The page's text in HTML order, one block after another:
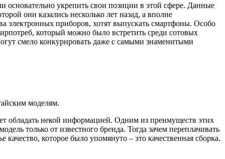
основательно укрепить свои позиции в этой сфере. Данные
они казались несколько лет назад, а вполне
электронных приборов, хотят выпускать смартфоны. Особо
который можно было встретить среди сотовых
смело конкурировать даже с самыми знаменитыми
моделям.
обладать некой информацией. Одним из преимуществ этих
только от известного бренда. Тогда зачем переплачивать
которое было упомянуто – это качественная сборка.